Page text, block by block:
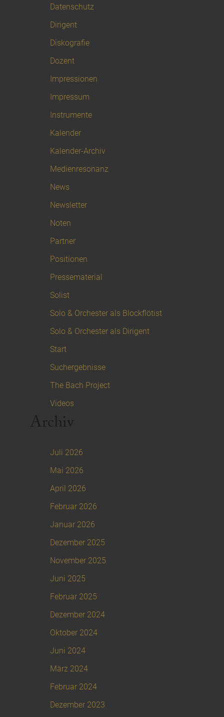
Datenschutz
Dirigent
Diskografie
Dozent
Impressionen
Impressum
Instrumente
Kalender
Kalender-Archiv
Medienresonanz
News
Newsletter
Noten
Partner
Positionen
Pressematerial
Solist
Solo & Orchester als Blockflötist
Solo & Orchester als Dirigent
Start
Suchergebnisse
The Bach Project
Videos
Archiv
Juli 2026
Mai 2026
April 2026
Februar 2026
Januar 2026
Dezember 2025
November 2025
Juni 2025
Februar 2025
Dezember 2024
Oktober 2024
Juni 2024
März 2024
Februar 2024
Dezember 2023